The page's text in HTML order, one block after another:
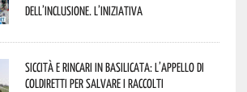
dell’inclusione. L’iniziativa
Siccità e rincari in Basilicata: l’appello di
Coldiretti per salvare i raccolti